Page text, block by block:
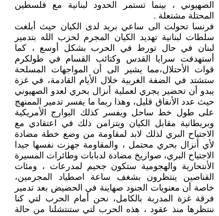
الصهيوني ، بينما تستمر الحدود لبنانية مع فلسطين
المحتلة مشتعلة .
فرنسا تحولت الى ساعي بريد لدى الكيان حيث أبلغت
سلطات لبنانية تهديد الكيان المجرم لحزب الله بتدمير
لبنان في حال تورط في الحرب بشكل أوسع ، كما
أستهدفت سرايا القدس وكتائب القسام في طولكرم
قوات الأحتلال،مما يشير الى أن المواجهات المسلحة
ستشتد في الضفة الغربية خلال الأيام القادمة، في غزة
يبدو أن تحضير يجري لعملية أنزال بحري لعدو الصهيوني
حيث عدد الأنفاق قليل، وهذا ربما ما يفسر تدمير الممنهج
على طول خط ساحل ويفسر كذلك البوارج الأمريكية
وبريطانية مقابل الكيان ويتزامن ذلك في اعتقادي مع
الاجتياح البري لذلك لابد لمقاومة من وضع خطة مضادة
لأي أنزال بحري محتمل ، والمقاومة جهزت نفسها جيدا
الاجتياح البري، صواريخ مضادة لدبابات وطائرات المسيرة
الأنتحارية والهجومية ستكون جحيم لمدرعات ، ومئات
القناصين ينتظرون بشغف ساعة اصطياد المجرمين،
خاصة أن معنويات الجنود صهاينة في الحضيض بعد تدمير
فرقة غزة المدربة بالكامل، نحن أمام الحرب لتي كنا
ننتظرها منذ عقود ، هذه الحرب لتي ستنتشلنا من حالة